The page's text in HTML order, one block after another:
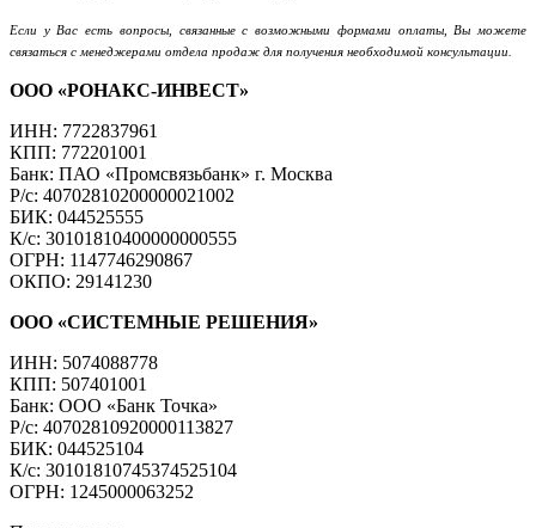
Если у Вас есть вопросы, связанные с возможными формами оплаты, Вы можете
связаться с менеджерами отдела продаж для получения необходимой консультации.
ООО «РОНАКС-ИНВЕСТ»
ИНН: 7722837961
КПП: 772201001
Банк: ПАО «Промсвязьбанк» г. Москва
Р/с: 40702810200000021002
БИК: 044525555
К/с: 30101810400000000555
ОГРН: 1147746290867
ОКПО: 29141230
ООО «СИСТЕМНЫЕ РЕШЕНИЯ»
ИНН: 5074088778
КПП: 507401001
Банк: ООО «Банк Точка»
Р/с: 40702810920000113827
БИК: 044525104
К/с: 30101810745374525104
ОГРН: 1245000063252